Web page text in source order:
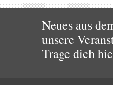
Neues aus
unsere
Trage dich